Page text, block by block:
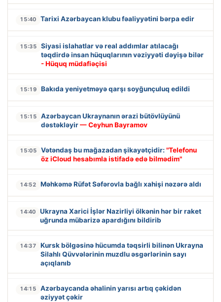
15:40 Tarixi Azərbaycan klubu fəaliyyətini bərpa edir
15:35
Siyasi islahatlar və real addımlar atılacağı
təqdirdə insan hüquqlarının vəziyyəti dəyişə bilər
- Hüquq müdafiəçisi
15:19 Bakıda yeniyetməyə qarşı soyğunçuluq edildi
15:15
Azərbaycan Ukraynanın ərazi bütövlüyünü
dəstəkləyir— Ceyhun Bayramov
15:05 Vətəndaş bu mağazadan şikayətçidir: "Telefonu
öz iCloud hesabımla istifadə edə bilmədim"
14:52 Məhkəmə Rüfət Səfərovla bağlı xahişi nəzərə aldı
14:40
Ukrayna Xarici İşlər Nazirliyi ölkənin hər bir raket
uğrunda mübarizə apardığını bildirib
14:37
Kursk bölgəsinə hücumda təqsirli bilinən Ukrayna
Silahlı Qüvvələrinin muzdlu əsgərlərinin sayı
açıqlanıb
14:15
Azərbaycanda əhalinin yarısı artıq çəkidən
əziyyət çəkir